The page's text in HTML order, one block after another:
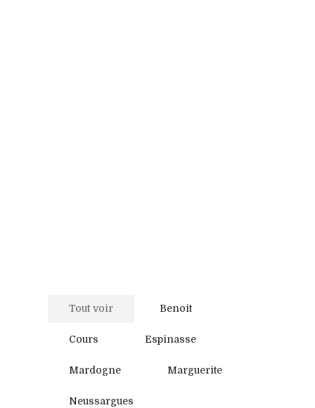
Tout voir Benoit
Cours Espinasse
Mardogne Marguerite
Neussargues